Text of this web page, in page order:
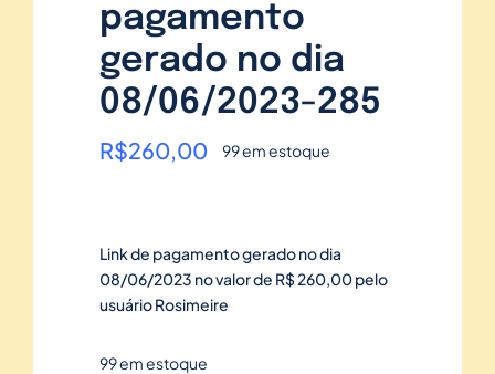
pagamento
gerado no dia
08/06/2023-285
R$260,00 99 em estoque
Link de pagamento gerado no dia
08/06/2023 no valor de R$ 260,00 pelo
usuário Rosimeire
99 em estoque